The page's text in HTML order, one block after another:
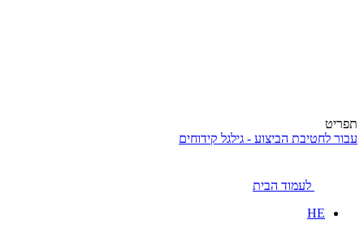
תפריט
עבור לחטיבת הביצוע - גילגל קידוחים
לעמוד הבית
HE